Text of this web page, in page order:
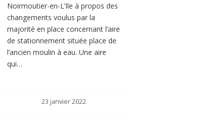
Noirmoutier-en-L’Ile à propos des
changements voulus par la
majorité en place concernant l’aire
de stationnement située place de
l’ancien moulin à eau. Une aire
qui…
23 janvier 2022